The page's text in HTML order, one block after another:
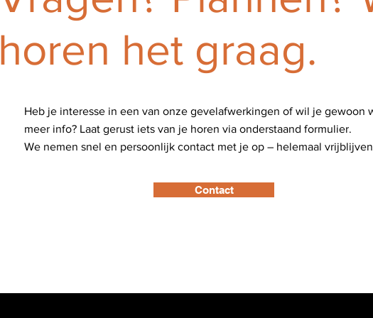
horen het graag.
Heb je interesse in een van onze gevelafwerkingen of wil je gewoon
meer info? Laat gerust iets van je horen via onderstaand formulier.
We nemen snel en persoonlijk contact met je op – helemaal
Contact